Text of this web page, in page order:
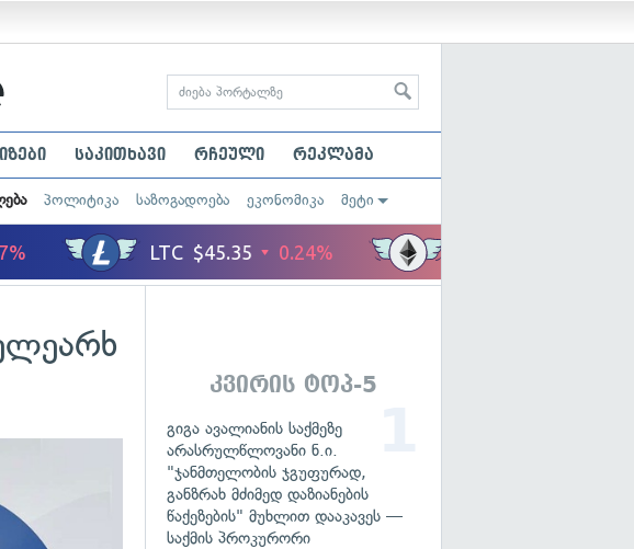
საკითხავი რჩეული რეკლამა
პოლიტიკა საზოგადოება ეკონომიკა მეტი
კვირის ტოპ-5
გიგა ავალიანის საქმეზე
არასრულწლოვანი ნ.ი.
"ჯანმთელობის ჯგუფურად,
განზრახ მძიმედ დაზიანების
წაქეზების" მუხლით დააკავეს —
საქმის პროკურორი